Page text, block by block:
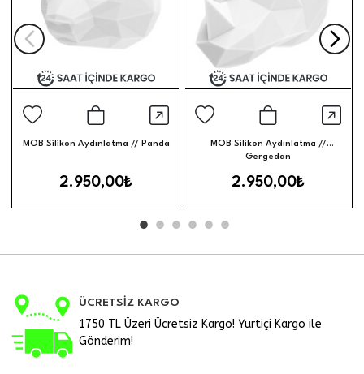
Sepete Ekle
Hızlı Görünüm
MOB Silikon Aydınlatma // Panda
2.950,00₺
Sepete
MOB Silikon Aydınlatma //
Gergedan
2.950,00₺
ÜCRETSİZ KARGO
1750 TL Üzeri Ücretsiz Kargo! Yurtiçi Kargo ile
Gönderim!